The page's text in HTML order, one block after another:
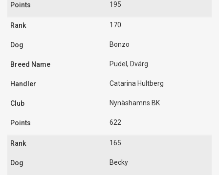
195
170
Bonzo
Pudel, Dvärg
Catarina Hultberg
Nynäshamns BK
622
165
Becky